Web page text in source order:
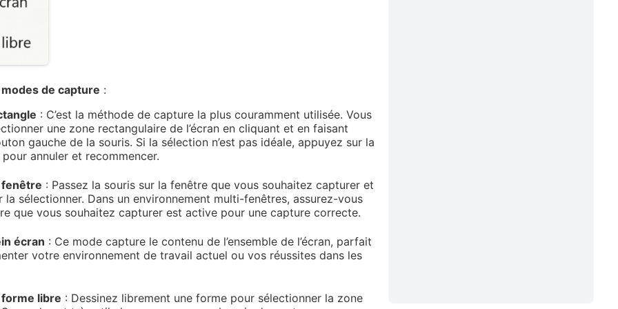
de capture :
: C’est la méthode de capture la plus couramment utilisée. Vous
une zone rectangulaire de l’écran en cliquant et en faisant
gauche de la souris. Si la sélection n’est pas idéale, appuyez sur la
pour annuler et recommencer.
: Passez la souris sur la fenêtre que vous souhaitez capturer et
la sélectionner. Dans un environnement multi-fenêtres, assurez-vous
que vous souhaitez capturer est active pour une capture correcte.
écran : Ce mode capture le contenu de l’ensemble de l’écran, parfait
votre environnement de travail actuel ou vos réussites dans les
libre : Dessinez librement une forme pour sélectionner la zone